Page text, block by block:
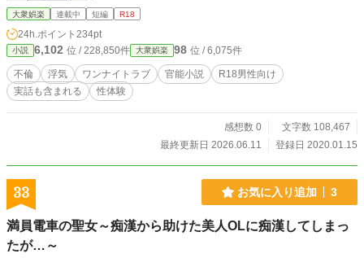
大衆娯楽 連載中 短編 R18
24h.ポイント 234pt
小説 6,102 位 / 228,850件 大衆娯楽 98 位 / 6,075件
不倫 浮気 ワンナイトラブ 官能小説
R18男性向け
実話も含まれる
性体験
感想数 0
文字数 108,467
最終更新日 2026.06.11
登録日 2020.01.15
33 お気に入り追加 3
満員電車の聖女～痴漢から助けた美人OLに痴漢してしまっ
たが…～